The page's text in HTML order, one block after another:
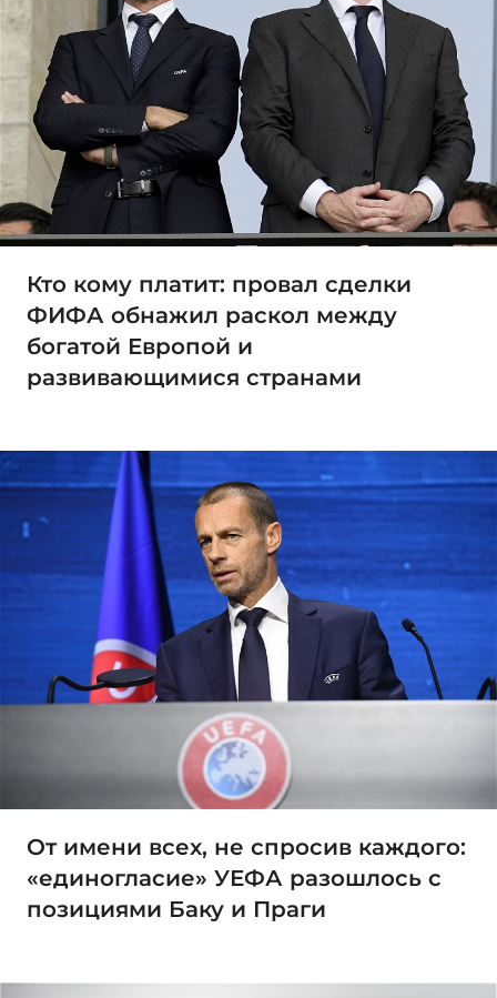
Кто кому платит: провал сделки
ФИФА обнажил раскол между
богатой Европой и
развивающимися странами
От имени всех, не спросив каждого:
«единогласие» УЕФА разошлось с
позициями Баку и Праги